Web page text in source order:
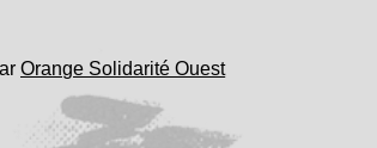
Orange Solidarité Ouest